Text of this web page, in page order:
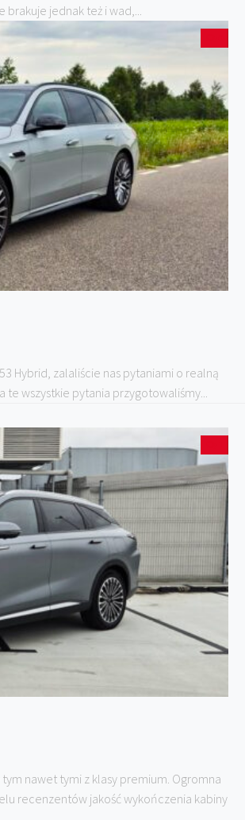
brakuje jednak też i wad,...
Hybrid, zalaliście nas pytaniami o realną
wszystkie pytania przygotowaliśmy...
nawet tymi z klasy premium. Ogromna
recenzentów jakość wykończenia kabiny